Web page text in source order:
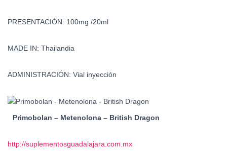
PRESENTACIÓN: 100mg /20ml
MADE IN: Thailandia
ADMINISTRACIÓN: Vial inyección
Primobolan – Metenolona – British Dragon
http://suplementosguadalajara.com.mx